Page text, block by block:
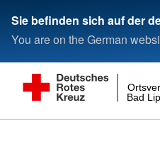
Sie befinden sich auf der
You are on the German
Bad